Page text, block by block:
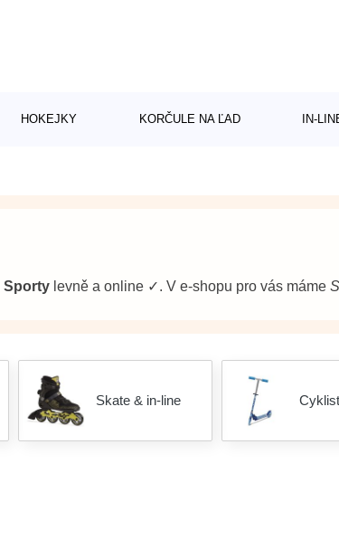
HOKEJKY KORČULE NA ĽAD IN-
Sporty levně a online ✓. V e-shopu pro vás máme
Skate & in-line